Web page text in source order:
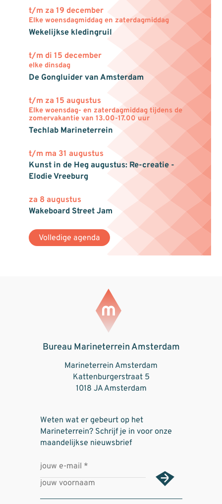
t/m za 19 december
Elke woensdagmiddag en zaterdagmiddag
Wekelijkse kledingruil
t/m di 15 december
elke dinsdag
De Gongluider van Amsterdam
t/m za 15 augustus
Elke woensdag- en zaterdagmiddag tijdens de
zomervakantie van 13.00-17.00 uur
Techlab Marineterrein
t/m ma 31 augustus
Kunst in de Heg augustus: Re-creatie -
Elodie Vreeburg
za 8 augustus
Wakeboard Street Jam
Volledige agenda
Bureau Marineterrein Amsterdam
Marineterrein Amsterdam
Kattenburgerstraat 5
1018 JA Amsterdam
Weten wat er gebeurt op het
Marineterrein? Schrijf je in voor onze
maandelijkse nieuwsbrief